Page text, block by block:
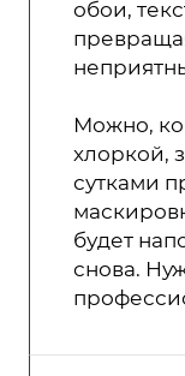
обои,
Можно,
хлоркой,
сутками
будет
снова.